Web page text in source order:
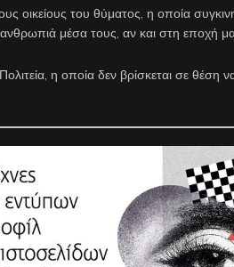
οικείους του θύματος, η οποία
μέσα τους, αν και στη εποχή
η οποία δεν βρίσκεται σε θέση